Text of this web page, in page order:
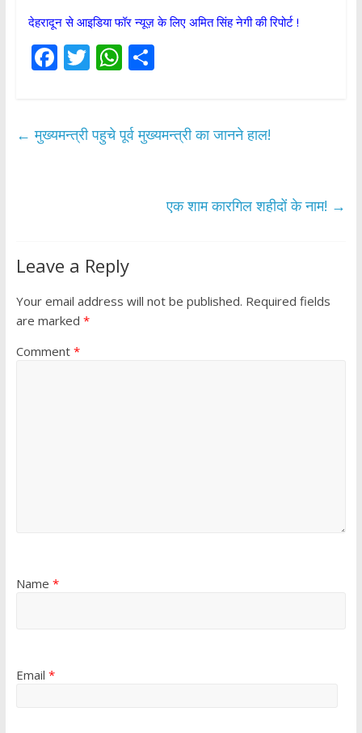
देहरादून से आइडिया फॉर न्यूज़ के लिए अमित सिंह नेगी की रिपोर्ट !
F
b
T
er
W
s
S
e
← मुख्यमन्त्री पहुचे पूर्व मुख्यमन्त्री का जानने हाल!
एक शाम कारगिल शहीदों के नाम! →
Leave a Reply
Your email address will not be published. Required fields
are marked *
Comment *
Name *
Email *